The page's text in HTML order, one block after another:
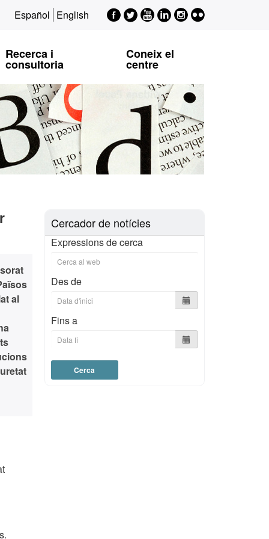
Español English Facebook
EPSI
Twitter
EPSI
Youtube
EPSI
LinkedIn
EPSI
Instagram
EPSI
Flickr
Recerca i
consultoria
Coneix el
centre
al
Cercador de notícies
Expressions de cerca
Des de
Fins a
Cerca